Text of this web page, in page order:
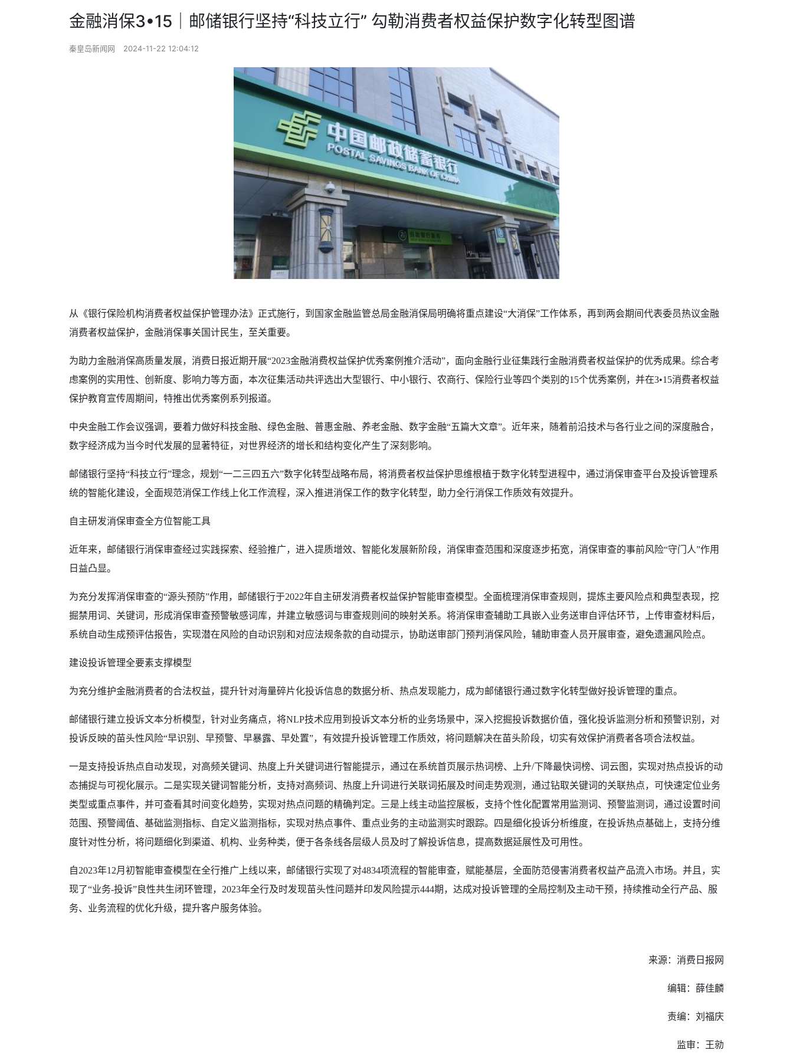
金融消保3•15｜邮储银行坚持“科技立行” 勾勒消费者权益保护数字化转型图谱
秦皇岛新闻网 2024-11-22 12:04:12
从《银行保险机构消费者权益保护管理办法》正式施行，到国家金融监管总局金融消保局明确将重点建设“大消保”工作体系，再到两会期间代表委员热议金融
消费者权益保护，金融消保事关国计民生，至关重要。
为助力金融消保高质量发展，消费日报近期开展“2023金融消费权益保护优秀案例推介活动”，面向金融行业征集践行金融消费者权益保护的优秀成果。综合考
虑案例的实用性、创新度、影响力等方面，本次征集活动共评选出大型银行、中小银行、农商行、保险行业等四个类别的15个优秀案例，并在3•15消费者权益
保护教育宣传周期间，特推出优秀案例系列报道。
中央金融工作会议强调，要着力做好科技金融、绿色金融、普惠金融、养老金融、数字金融“五篇大文章”。近年来，随着前沿技术与各行业之间的深度融合，
数字经济成为当今时代发展的显著特征，对世界经济的增长和结构变化产生了深刻影响。
邮储银行坚持“科技立行”理念，规划“一二三四五六”数字化转型战略布局，将消费者权益保护思维根植于数字化转型进程中，通过消保审查平台及投诉管理系
统的智能化建设，全面规范消保工作线上化工作流程，深入推进消保工作的数字化转型，助力全行消保工作质效有效提升。
自主研发消保审查全方位智能工具
近年来，邮储银行消保审查经过实践探索、经验推广，进入提质增效、智能化发展新阶段，消保审查范围和深度逐步拓宽，消保审查的事前风险“守门人”作用
日益凸显。
为充分发挥消保审查的“源头预防”作用，邮储银行于2022年自主研发消费者权益保护智能审查模型。全面梳理消保审查规则，提炼主要风险点和典型表现，挖
掘禁用词、关键词，形成消保审查预警敏感词库，并建立敏感词与审查规则间的映射关系。将消保审查辅助工具嵌入业务送审自评估环节，上传审查材料后，
系统自动生成预评估报告，实现潜在风险的自动识别和对应法规条款的自动提示，协助送审部门预判消保风险，辅助审查人员开展审查，避免遗漏风险点。
建设投诉管理全要素支撑模型
为充分维护金融消费者的合法权益，提升针对海量碎片化投诉信息的数据分析、热点发现能力，成为邮储银行通过数字化转型做好投诉管理的重点。
邮储银行建立投诉文本分析模型，针对业务痛点，将NLP技术应用到投诉文本分析的业务场景中，深入挖掘投诉数据价值，强化投诉监测分析和预警识别，对
投诉反映的苗头性风险“早识别、早预警、早暴露、早处置”，有效提升投诉管理工作质效，将问题解决在苗头阶段，切实有效保护消费者各项合法权益。
一是支持投诉热点自动发现，对高频关键词、热度上升关键词进行智能提示，通过在系统首页展示热词榜、上升/下降最快词榜、词云图，实现对热点投诉的动
态捕捉与可视化展示。二是实现关键词智能分析，支持对高频词、热度上升词进行关联词拓展及时间走势观测，通过钻取关键词的关联热点，可快速定位业务
类型或重点事件，并可查看其时间变化趋势，实现对热点问题的精确判定。三是上线主动监控展板，支持个性化配置常用监测词、预警监测词，通过设置时间
范围、预警阈值、基础监测指标、自定义监测指标，实现对热点事件、重点业务的主动监测实时跟踪。四是细化投诉分析维度，在投诉热点基础上，支持分维
度针对性分析，将问题细化到渠道、机构、业务种类，便于各条线各层级人员及时了解投诉信息，提高数据延展性及可用性。
自2023年12月初智能审查模型在全行推广上线以来，邮储银行实现了对4834项流程的智能审查，赋能基层，全面防范侵害消费者权益产品流入市场。并且，实
现了“业务-投诉”良性共生闭环管理，2023年全行及时发现苗头性问题并印发风险提示444期，达成对投诉管理的全局控制及主动干预，持续推动全行产品、服
务、业务流程的优化升级，提升客户服务体验。
来源：消费日报网
编辑：薛佳麟
责编：刘福庆
监审：王勍